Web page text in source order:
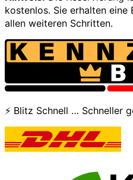
kostenlos. Sie erhalten
allen weiteren Schritten.
⚡ Blitz Schnell … Schneller